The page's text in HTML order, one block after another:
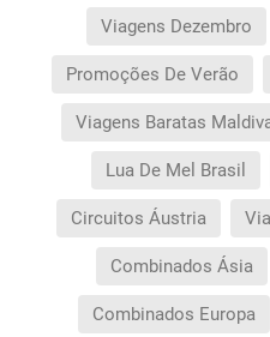
Viagens Dezembro
Promoções De Verão
Viagens Baratas
Lua De Mel Brasil
Circuitos Áustria
Combinados Ásia
Combinados Europa